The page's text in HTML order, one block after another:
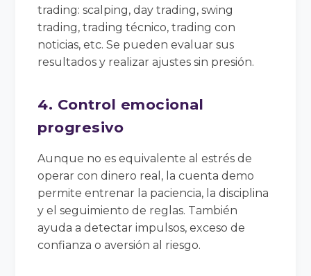
trading: scalping, day trading, swing
trading, trading técnico, trading con
noticias, etc. Se pueden evaluar sus
resultados y realizar ajustes sin presión.
4. Control emocional
progresivo
Aunque no es equivalente al estrés de
operar con dinero real, la cuenta demo
permite entrenar la paciencia, la disciplina
y el seguimiento de reglas. También
ayuda a detectar impulsos, exceso de
confianza o aversión al riesgo.